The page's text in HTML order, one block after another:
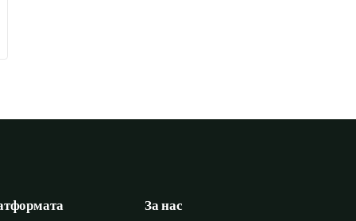
За нас